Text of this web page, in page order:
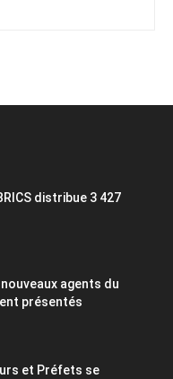
distribue 3 427
agents du
présentés
et Préfets se